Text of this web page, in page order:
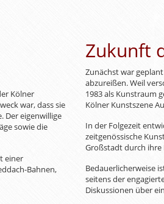
Kölner
war, dass sie
Der eigenwillige
sowie die
einer
Bahnen,
Zukunft
Zunächst war
abzureißen. Weil
1983 als Kunstraum
Kölner Kunstszene
In der Folgezeit
zeitgenössische
Großstadt durch ihre
Bedauerlicherweise
seitens der
Diskussionen über